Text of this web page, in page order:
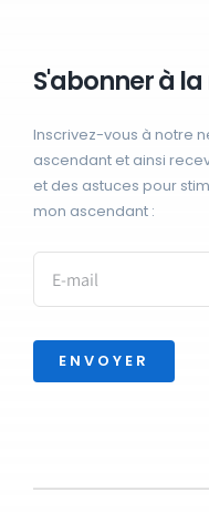
S'abonner à
Inscrivez-vous à notre
ascendant et ainsi
et des astuces pour
mon ascendant :
ENVOYER